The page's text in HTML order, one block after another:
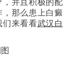
并且积极的配
那么患上白癜
们来看看武汉白